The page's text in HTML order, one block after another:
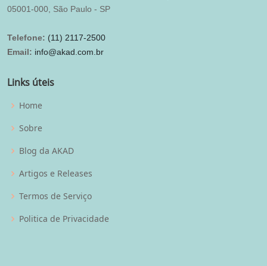
05001-000, São Paulo - SP
Telefone: (11) 2117-2500
Email: info@akad.com.br
Links úteis
Home
Sobre
Blog da AKAD
Artigos e Releases
Termos de Serviço
Politica de Privacidade